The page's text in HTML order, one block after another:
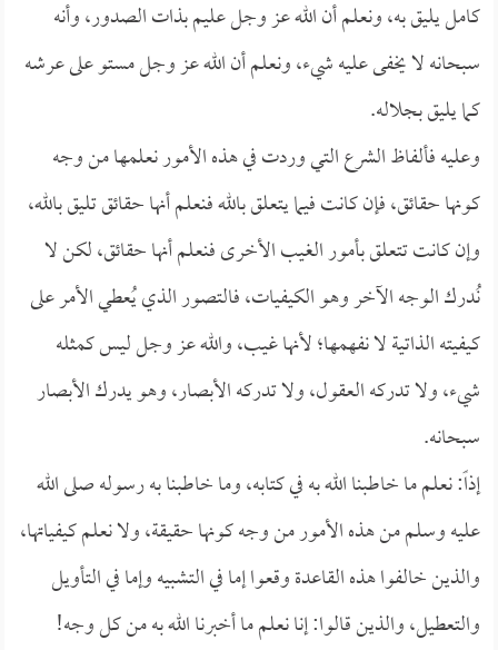
كامل يليق به، ونعلم أن الله عز وجل عليم بذات الصدور، وأنه
سبحانه لا يخفى عليه شيء، ونعلم أن الله عز وجل مستو على عرشه
كما يليق بجلاله.
وعليه فألفاظ الشرع التي وردت في هذه الأمور نعلمها من وجه
كونها حقائق، فإن كانت فيما يتعلق بالله فنعلم أنها حقائق تليق بالله،
وإن كانت تتعلق بأمور الغيب الأخرى فنعلم أنها حقائق، لكن لا
نُدرك الوجه الآخر وهو الكيفيات، فالتصور الذي يُعطي الأمر على
كيفيته الذاتية لا نفهمها؛ لأنها غيب، والله عز وجل ليس كمثله
شيء، ولا تدركه العقول، ولا تدركه الأبصار، وهو يدرك الأبصار
سبحانه.
إذاً: نعلم ما خاطبنا الله به في كتابه، وما خاطبنا به رسوله صلى الله
عليه وسلم من هذه الأمور من وجه كونها حقيقة، ولا نعلم كيفياتها،
والذين خالفوا هذه القاعدة وقعوا إما في التشبيه وإما في التأويل
والتعطيل، والذين قالوا: إنا نعلم ما أخبرنا الله به من كل وجه!